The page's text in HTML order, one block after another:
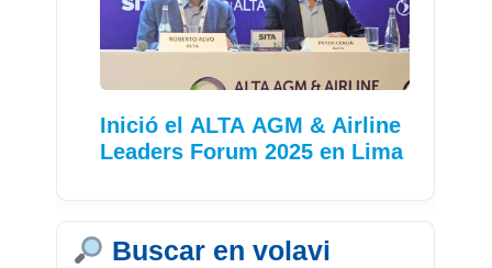
Inició el ALTA AGM & Airline
Leaders Forum 2025 en Lima
Buscar en volavi